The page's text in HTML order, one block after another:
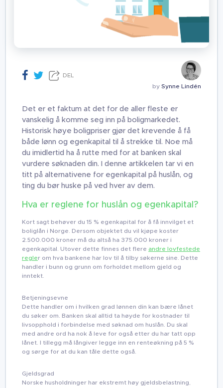
DEL
by Synne Lindén
Det er et faktum at det for de aller fleste er
vanskelig å komme seg inn på boligmarkedet.
Historisk høye boligpriser gjør det krevende å få
både lønn og egenkapital til å strekke til. Noe må
du imidlertid ha å rutte med for at banken skal
vurdere søknaden din. I denne artikkelen tar vi en
titt på alternativene for egenkapital på huslån, og
ting du bør huske på ved hver av dem.
Hva er reglene for huslån og egenkapital?
Kort sagt behøver du 15 % egenkapital for å få innvilget et
boliglån i Norge. Dersom objektet du vil kjøpe koster
2.500.000 kroner må du altså ha 375.000 kroner i
egenkapital. Utover dette finnes det flere andre lovfestede
regler om hva bankene har lov til å tilby søkerne sine. Dette
handler i bunn og grunn om forholdet mellom gjeld og
inntekt.
Betjeningsevne
Dette handler om i hvilken grad lønnen din kan bære lånet
du søker om. Banken skal alltid ta høyde for kostnader til
livsopphold i forbindelse med søknad om huslån. Du skal
med andre ord ha nok å leve for også etter du har tatt opp
lånet. I tillegg må långiver legge inn en renteøkning på 5 %
og sørge for at du kan tåle dette også.
Gjeldsgrad
Norske husholdninger har ekstremt høy gjeldsbelastning,